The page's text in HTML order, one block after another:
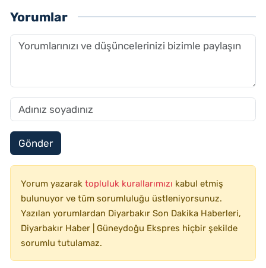
Yorumlar
Gönder
Yorum yazarak topluluk kurallarımızı kabul etmiş
bulunuyor ve tüm sorumluluğu üstleniyorsunuz.
Yazılan yorumlardan Diyarbakır Son Dakika Haberleri,
Diyarbakır Haber | Güneydoğu Ekspres hiçbir şekilde
sorumlu tutulamaz.